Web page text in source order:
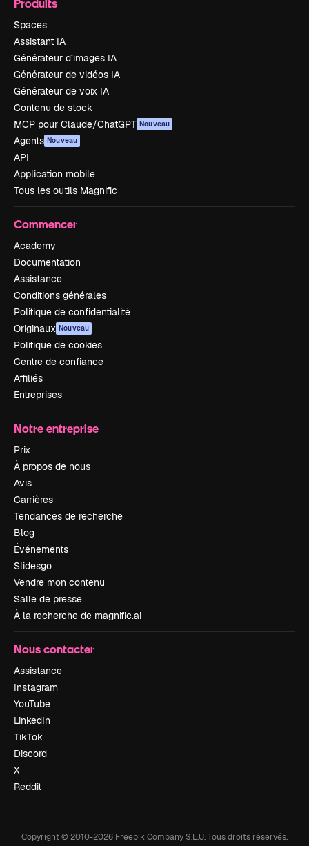
Produits
Spaces
Assistant IA
Générateur d’images IA
Générateur de vidéos IA
Générateur de voix IA
Contenu de stock
MCP pour Claude/ChatGPT Nouveau
Agents Nouveau
API
Application mobile
Tous les outils Magnific
Commencer
Academy
Documentation
Assistance
Conditions générales
Politique de confidentialité
Originaux Nouveau
Politique de cookies
Centre de confiance
Affiliés
Entreprises
Notre entreprise
Prix
À propos de nous
Avis
Carrières
Tendances de recherche
Blog
Événements
Slidesgo
Vendre mon contenu
Salle de presse
À la recherche de magnific.ai
Nous contacter
Assistance
Instagram
YouTube
LinkedIn
TikTok
Discord
X
Reddit
Copyright © 2010-2026 Freepik Company S.L.U.Tous droits réservés.